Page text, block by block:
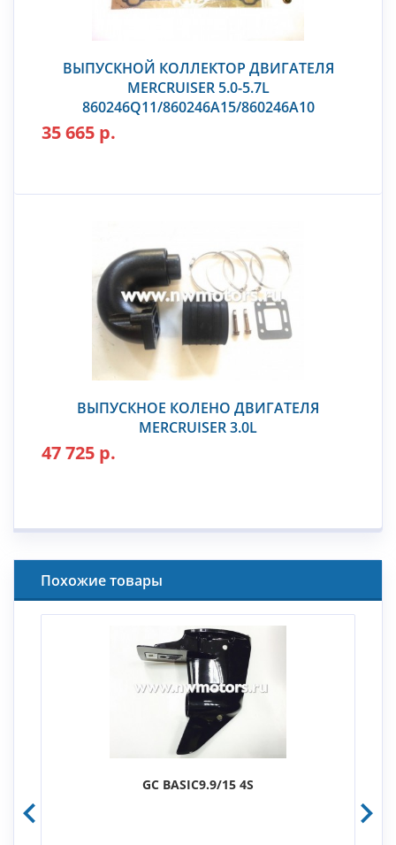
ВЫПУСКНОЙ КОЛЛЕКТОР ДВИГАТЕЛЯ
MERCRUISER 5.0-5.7L
860246Q11/860246A15/860246A10
35 665 р.
ВЫПУСКНОЕ КОЛЕНО ДВИГАТЕЛЯ
MERCRUISER 3.0L
47 725 р.
Похожие товары
GC BASIC9.9/15 4S